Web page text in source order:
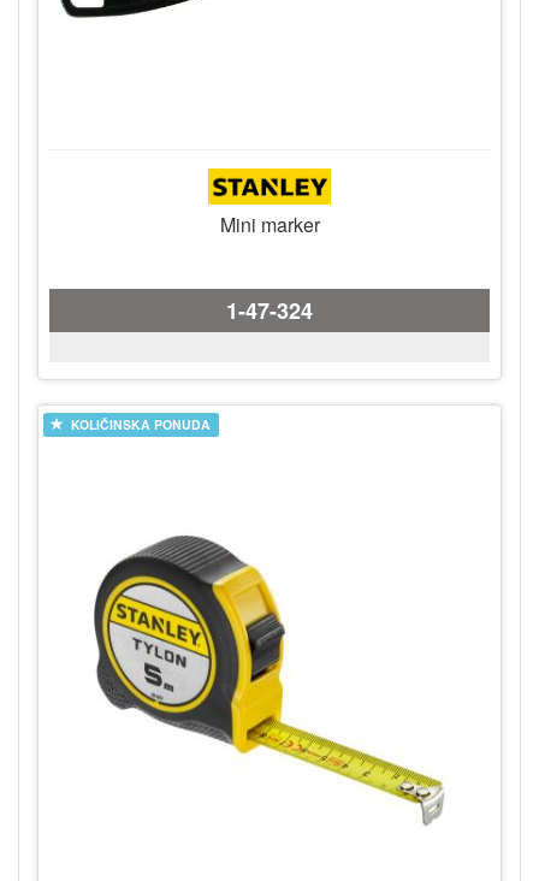
Mini marker
1-47-324
KOLIČINSKA PONUDA